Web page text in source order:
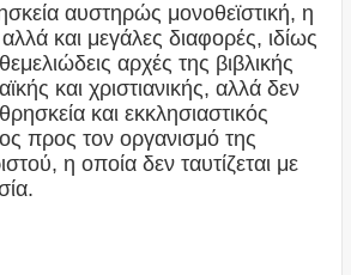
αυστηρώς μονοθεϊστική, η
και μεγάλες διαφορές, ιδίως
αρχές της βιβλικής
και χριστιανικής, αλλά δεν
και εκκλησιαστικός
προς τον οργανισμό της
η οποία δεν ταυτίζεται με